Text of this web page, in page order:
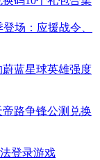
场：应援战令、
蓝星球英雄强度
路争锋公测兑换
登录游戏